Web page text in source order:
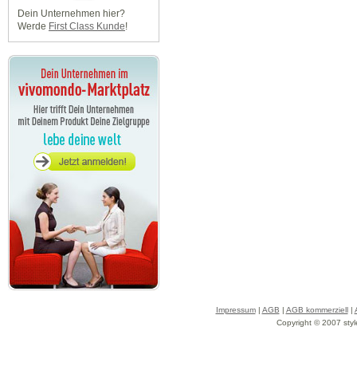
Dein Unternehmen hier?
Werde First Class Kunde!
Impressum| AGB | AGB kommerziell|
Copyright © 2007